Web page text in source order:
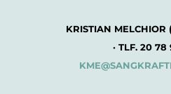
KRISTIAN MELCHIOR
· TLF. 20 78